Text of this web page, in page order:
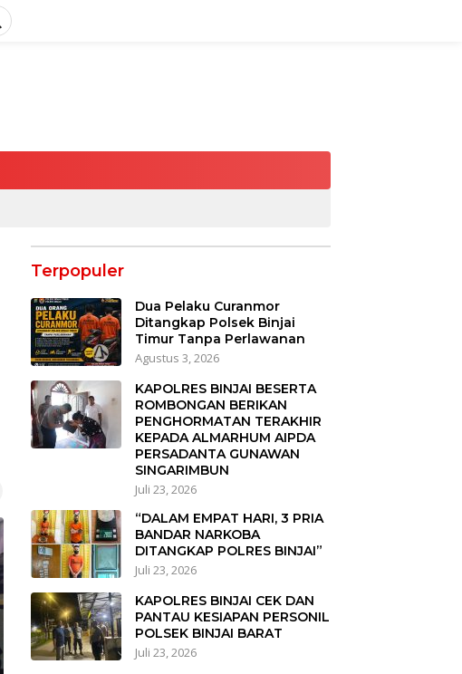
Terpopuler
Dua Pelaku Curanmor
Ditangkap Polsek Binjai
Timur Tanpa Perlawanan
Agustus 3, 2026
KAPOLRES BINJAI BESERTA
ROMBONGAN BERIKAN
PENGHORMATAN TERAKHIR
KEPADA ALMARHUM AIPDA
PERSADANTA GUNAWAN
SINGARIMBUN
Juli 23, 2026
“DALAM EMPAT HARI, 3 PRIA
BANDAR NARKOBA
DITANGKAP POLRES BINJAI”
Juli 23, 2026
KAPOLRES BINJAI CEK DAN
PANTAU KESIAPAN PERSONIL
POLSEK BINJAI BARAT
Juli 23, 2026